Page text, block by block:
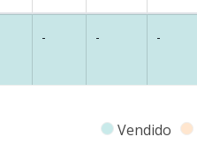
- - -
Vendido